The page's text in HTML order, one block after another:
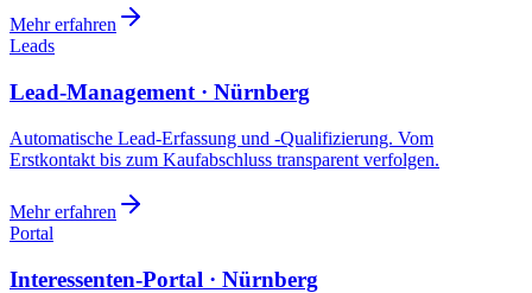
Mehr erfahren
Leads
Lead-Management · Nürnberg
Automatische Lead-Erfassung und -Qualifizierung. Vom
Erstkontakt bis zum Kaufabschluss transparent verfolgen.
Mehr erfahren
Portal
Interessenten-Portal · Nürnberg